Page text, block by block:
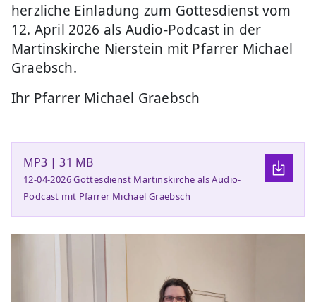
herzliche Einladung zum Gottesdienst vom
12. April 2026 als Audio-Podcast in der
Martinskirche Nierstein mit Pfarrer Michael
Graebsch.
Ihr Pfarrer Michael Graebsch
MP3 | 31 MB
12-04-2026 Gottesdienst Martinskirche als Audio-
Podcast mit Pfarrer Michael Graebsch